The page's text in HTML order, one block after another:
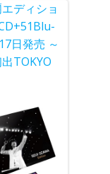
ディショ
日発売 ～
TOKYO